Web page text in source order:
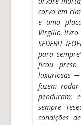
corvo em
e uma
Virgílio, livro
SEDEBIT
para sempre’
ficou
luxuriosas
fazem
penduram;
sempre
condições